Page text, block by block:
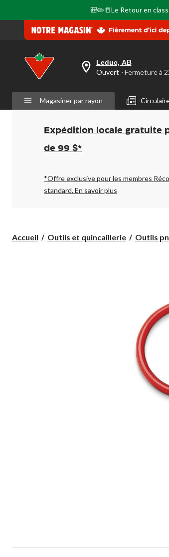
🎒✏️📒Le Retour en
votre
est
Leduc,
AB,
Ouvert,
Fermeture
à
pour
changer
Leduc, AB
Ouvert ⋅
Magasiner par rayon
Expédition locale gratuite
de 99 $*
*Offre exclusive pour les membres
standard.En savoir plus
Accueil Outils et quincaillerie Outils